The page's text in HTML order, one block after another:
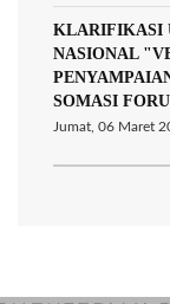
KLARIFIKASI
NASIONAL
SOMASI
Jumat, 06 Maret